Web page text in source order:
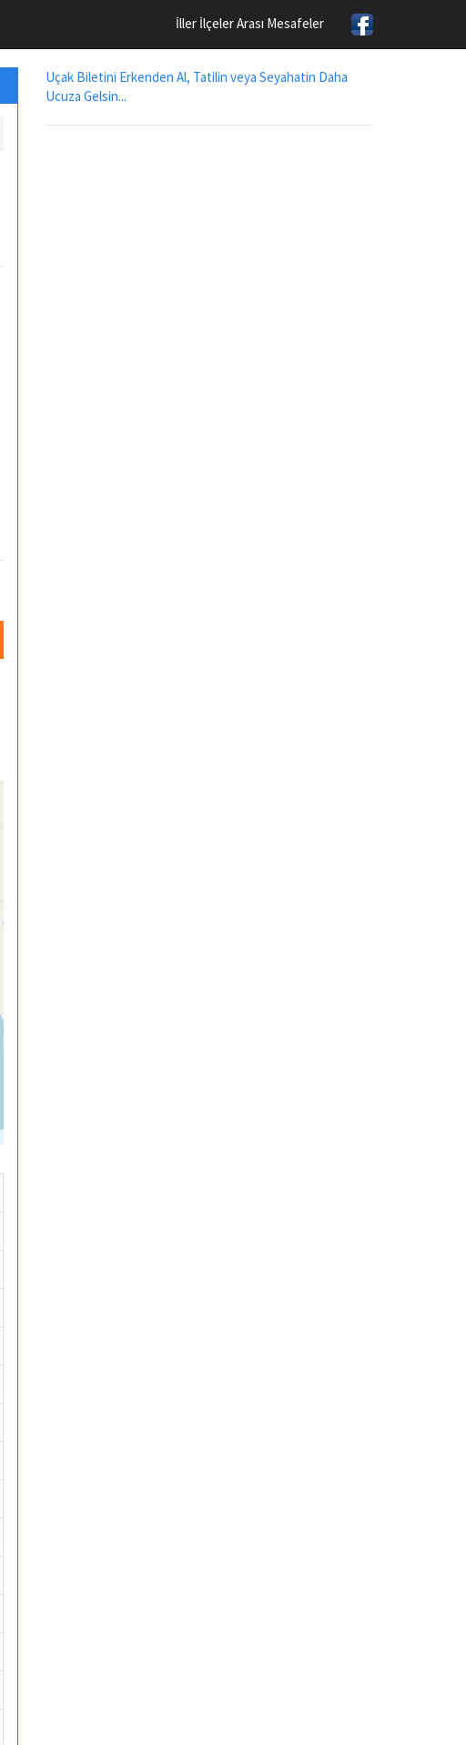
İller İlçeler Arası Mesafeler
Uçak Biletini Erkenden Al, Tatilin veya Seyahatin Daha
Ucuza Gelsin...